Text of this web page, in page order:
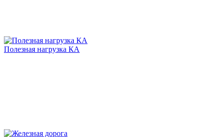
Полезная нагрузка КА